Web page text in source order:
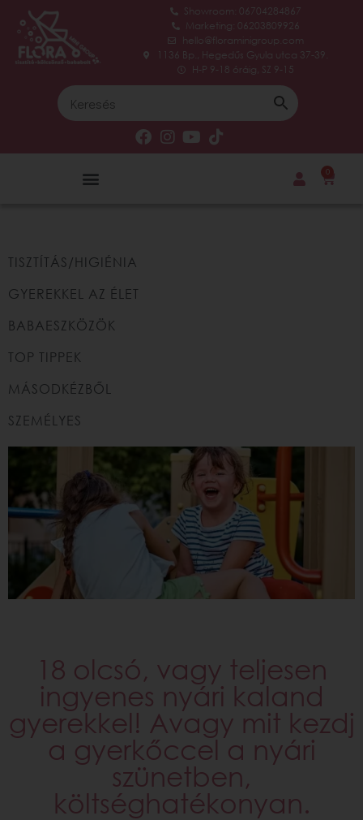
Showroom: 06704284867
Marketing: 06203809926
hello@floraminigroup.com
1136 Bp., Hegedűs Gyula utca 37-39.
H-P 9-18 óráig, SZ 9-15
0
TISZTÍTÁS/HIGIÉNIA
GYEREKKEL AZ ÉLET
BABAESZKÖZÖK
TOP TIPPEK
MÁSODKÉZBŐL
SZEMÉLYES
18 olcsó, vagy teljesen
ingyenes nyári kaland
gyerekkel! Avagy mit kezdj
a gyerkőccel a nyári
szünetben,
költséghatékonyan.